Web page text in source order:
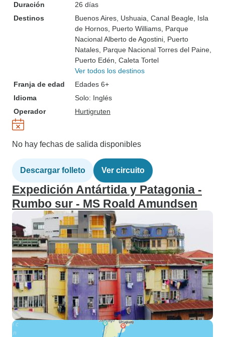
Duración
26 días
Destinos
Buenos Aires , Ushuaia , Canal Beagle , Isla
de Hornos , Puerto Williams , Parque
Nacional Alberto de Agostini , Puerto
Natales , Parque Nacional Torres del Paine
Puerto Edén , Caleta Tortel
Ver todos los destinos
Franja de edad
Edades 6+
Idioma
Solo: Inglés
Operador
Hurtigruten
No hay fechas de salida disponibles
Descargar folleto Ver circuito
Expedición Antártida y Patagonia -
Rumbo sur - MS Roald Amundsen